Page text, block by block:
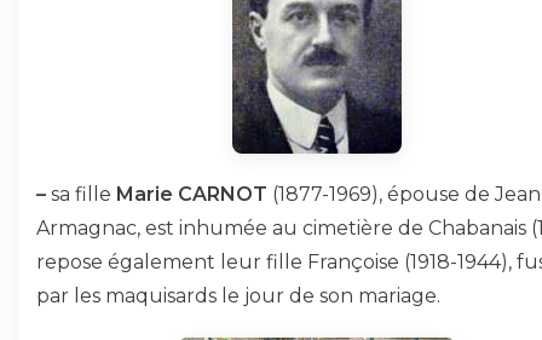
– sa fille Marie CARNOT (1877-1969), épouse de Jean
Armagnac, est inhumée au cimetière de Chabanais
repose également leur fille Françoise (1918-1944),
par les maquisards le jour de son mariage.